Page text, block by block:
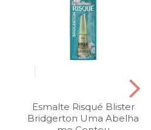
Esmalte Risqué Blister
Bridgerton Uma Abelha